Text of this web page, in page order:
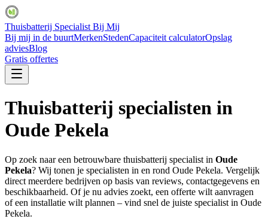
Thuisbatterij Specialist Bij Mij
Bij mij in de buurtMerkenStedenCapaciteit calculatorOpslag
adviesBlog
Gratis offertes
Thuisbatterij specialisten in
Oude Pekela
Op zoek naar een betrouwbare thuisbatterij specialist in Oude
Pekela? Wij tonen je specialisten in en rond Oude Pekela. Vergelijk
direct meerdere bedrijven op basis van reviews, contactgegevens en
beschikbaarheid. Of je nu advies zoekt, een offerte wilt aanvragen
of een installatie wilt plannen – vind snel de juiste specialist in Oude
Pekela.